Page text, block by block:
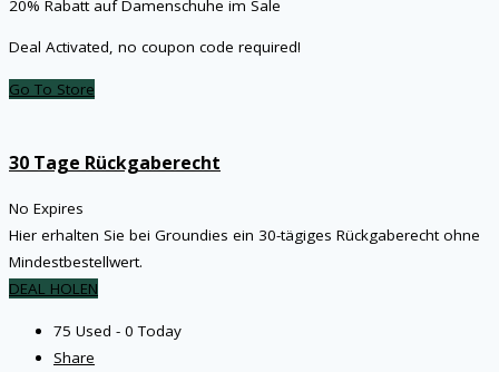
20% Rabatt auf Damenschuhe im Sale
Deal Activated, no coupon code required!
Go To Store
30 Tage Rückgaberecht
No Expires
Hier erhalten Sie bei Groundies ein 30-tägiges Rückgaberecht ohne
Mindestbestellwert.
DEAL HOLEN
75 Used - 0 Today
Share